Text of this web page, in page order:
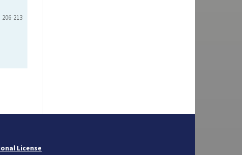
206-213
License